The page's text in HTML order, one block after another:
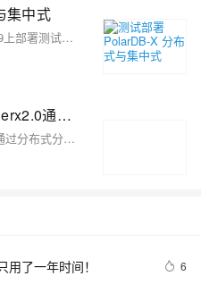
集中式
在本文中，作者详述了在CentOS 7.9上部署测试PolarDB-X分布式与集中式数据库的过程。PolarDB-X作为阿里云优化的分布式数据库，提供高稳定性和与MySQL的兼容性，是应对单体数据库扩展性和性能瓶颈的解决方案，同时也符合国产化需求。文章介绍了部署环境准备，包括关闭防火墙和SELinux，设置系统参数，安装Python3和Docker，以及配置MySQL客户端。接着，通过PXD工具部署了PolarDB-X的集中式和分布式版，遇到的问题包括阿里云镜像源异常导致的部署失败以及指定版本安装的困扰。最后，作者进行了初步的压力测试，并对文档完善、生态工具建设以及提供更多使用案例提出了建议。
项目环境测试问题之Schedulerx2.0通过分布式分片任务解决单机计算瓶颈如何解决
项目环境测试问题之Schedulerx2.0通过分布式分片任务解决单机计算瓶颈如何解决
了一年时间！ 6